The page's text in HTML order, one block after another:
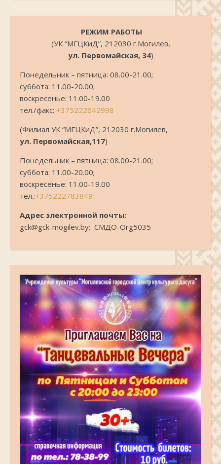
.РЕЖИМ РАБОТЫ
(УК “МГЦКиД”, 212030 г.Могилев,
ул. Первомайская, 34)
Понедельник – пятница: 08.00-21.00;
суббота: 11.00-20.00;
воскресенье: 11.00-19.00
тел./факс: +375222642998
(Филиал УК “МГЦКиД”, 212030 г.Могилев,
ул. Первомайская,117)
Понедельник – пятница: 08.00-21.00;
суббота: 11.00-20.00;
воскресенье: 11.00-19.00
тел.:+375222783849
Адрес электронной почты:
gck@gck-mogilev.by; СМДО-Org5035